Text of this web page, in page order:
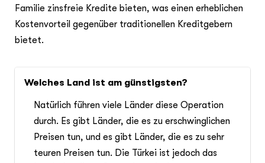
Familie zinsfreie Kredite bieten, was einen erheblichen
Kostenvorteil gegenüber traditionellen Kreditgebern
bietet.
Welches Land ist am günstigsten?
Natürlich führen viele Länder diese Operation
durch. Es gibt Länder, die es zu erschwinglichen
Preisen tun, und es gibt Länder, die es zu sehr
teuren Preisen tun. Die Türkei ist jedoch das